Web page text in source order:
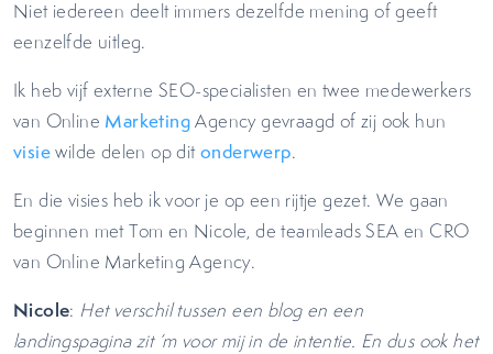
Niet iedereen deelt immers dezelfde mening of geeft
eenzelfde uitleg.
Ik heb vijf externe SEO-specialisten en twee medewerkers
van Online MarketingAgency gevraagd of zij ook hun
visiewilde delen op ditonderwerp.
En die visies heb ik voor je op een rijtje gezet. We gaan
beginnen met Tom en Nicole, de teamleads SEA en CRO
van Online Marketing Agency.
Nicole: Het verschil tussen een blog en een
landingspagina zit ‘m voor mij in de intentie. En dus ook het